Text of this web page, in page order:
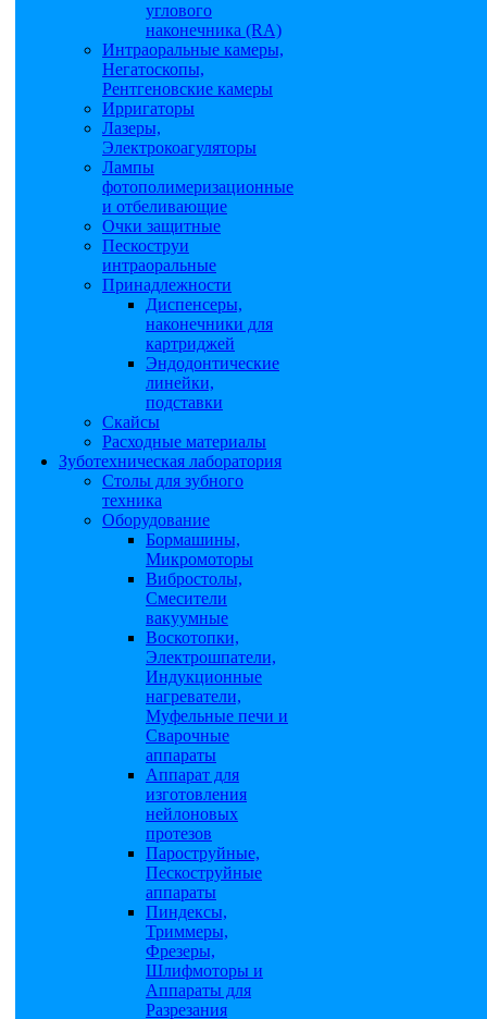
углового
наконечника (RA)
Интраоральные камеры,
Негатоскопы,
Рентгеновские камеры
Ирригаторы
Лазеры,
Электрокоагуляторы
Лампы
фотополимеризационные
и отбеливающие
Очки защитные
Пескоструи
интраоральные
Принадлежности
Диспенсеры,
наконечники для
картриджей
Эндодонтические
линейки,
подставки
Скайсы
Расходные материалы
Зуботехническая лаборатория
Столы для зубного
техника
Оборудование
Бормашины,
Микромоторы
Вибростолы,
Смесители
вакуумные
Воскотопки,
Электрошпатели,
Индукционные
нагреватели,
Муфельные печи и
Сварочные
аппараты
Аппарат для
изготовления
нейлоновых
протезов
Пароструйные,
Пескоструйные
аппараты
Пиндексы,
Триммеры,
Фрезеры,
Шлифмоторы и
Аппараты для
Разрезания